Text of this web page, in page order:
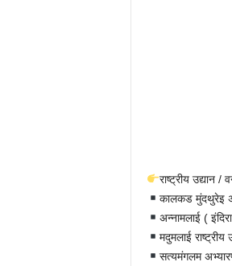
राष्ट्रीय उद्यान
कालकड मुंदथुरेइ
अन्नामलाई (
मदुमलाई राष्ट्रीय
सत्यमंगलम